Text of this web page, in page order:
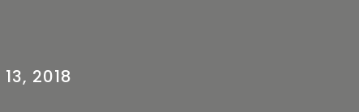
13, 2018